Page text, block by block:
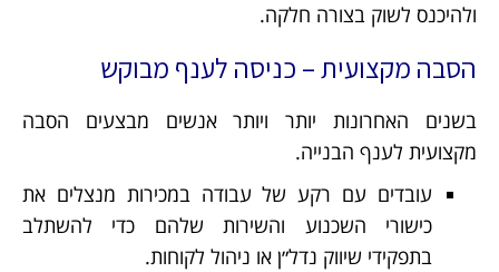
ולהיכנס לשוק בצורה חלקה.
הסבה מקצועית – כניסה לענף מבוקש
בשנים האחרונות יותר ויותר אנשים מבצעים הסבה
מקצועית לענף הבנייה.
עובדים עם רקע של עבודה במכירות מנצלים את
כישורי השכנוע והשירות שלהם כדי להשתלב
בתפקידי שיווק נדל״ן או ניהול לקוחות.